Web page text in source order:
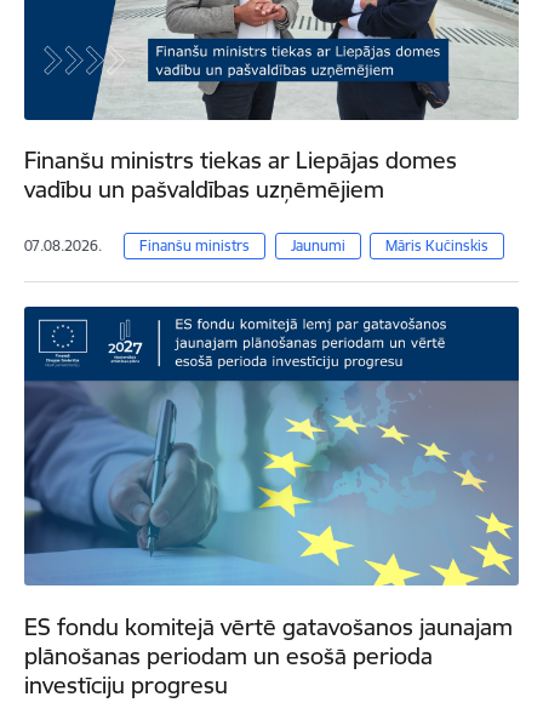
Finanšu ministrs tiekas ar Liepājas domes
vadību un pašvaldības uzņēmējiem
07.08.2026. Finanšu ministrs Jaunumi Māris Kučinskis
ES fondu komitejā vērtē gatavošanos jaunajam
plānošanas periodam un esošā perioda
investīciju progresu